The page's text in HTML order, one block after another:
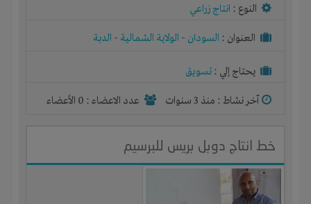
النوع : انتاج زراعي
العنوان : السودان - الولاية الشمالية - الدبة
يحتاج إلي : تسويق
آخر نشاط : منذ 3 سنوات عدد الاعضاء : 0 الأعضاء
خط انتاج دوبل بريس للبرسيم